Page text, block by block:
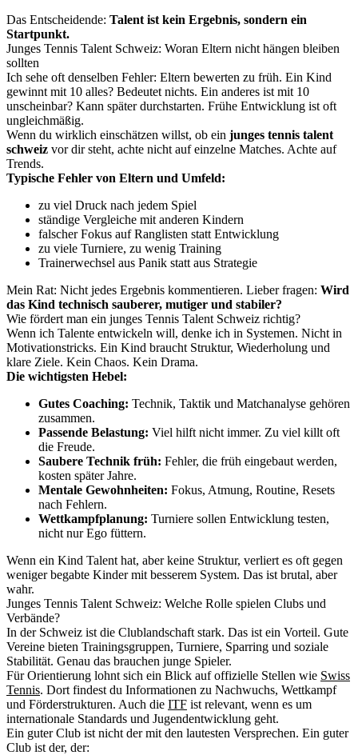
Das Entscheidende: Talent ist kein Ergebnis, sondern ein
Startpunkt.
Junges Tennis Talent Schweiz: Woran Eltern nicht hängen bleiben
sollten
Ich sehe oft denselben Fehler: Eltern bewerten zu früh. Ein Kind
gewinnt mit 10 alles? Bedeutet nichts. Ein anderes ist mit 10
unscheinbar? Kann später durchstarten. Frühe Entwicklung ist oft
ungleichmäßig.
Wenn du wirklich einschätzen willst, ob ein junges tennis talent
schweiz vor dir steht, achte nicht auf einzelne Matches. Achte auf
Trends.
Typische Fehler von Eltern und Umfeld:
zu viel Druck nach jedem Spiel
ständige Vergleiche mit anderen Kindern
falscher Fokus auf Ranglisten statt Entwicklung
zu viele Turniere, zu wenig Training
Trainerwechsel aus Panik statt aus Strategie
Mein Rat: Nicht jedes Ergebnis kommentieren. Lieber fragen: Wird
das Kind technisch sauberer, mutiger und stabiler?
Wie fördert man ein junges Tennis Talent Schweiz richtig?
Wenn ich Talente entwickeln will, denke ich in Systemen. Nicht in
Motivationstricks. Ein Kind braucht Struktur, Wiederholung und
klare Ziele. Kein Chaos. Kein Drama.
Die wichtigsten Hebel:
Gutes Coaching: Technik, Taktik und Matchanalyse gehören
zusammen.
Passende Belastung: Viel hilft nicht immer. Zu viel killt oft
die Freude.
Saubere Technik früh: Fehler, die früh eingebaut werden,
kosten später Jahre.
Mentale Gewohnheiten: Fokus, Atmung, Routine, Resets
nach Fehlern.
Wettkampfplanung: Turniere sollen Entwicklung testen,
nicht nur Ego füttern.
Wenn ein Kind Talent hat, aber keine Struktur, verliert es oft gegen
weniger begabte Kinder mit besserem System. Das ist brutal, aber
wahr.
Junges Tennis Talent Schweiz: Welche Rolle spielen Clubs und
Verbände?
In der Schweiz ist die Clublandschaft stark. Das ist ein Vorteil. Gute
Vereine bieten Trainingsgruppen, Turniere, Sparring und soziale
Stabilität. Genau das brauchen junge Spieler.
Für Orientierung lohnt sich ein Blick auf offizielle Stellen wie Swiss
Tennis. Dort findest du Informationen zu Nachwuchs, Wettkampf
und Förderstrukturen. Auch die ITF ist relevant, wenn es um
internationale Standards und Jugendentwicklung geht.
Ein guter Club ist nicht der mit den lautesten Versprechen. Ein guter
Club ist der, der: